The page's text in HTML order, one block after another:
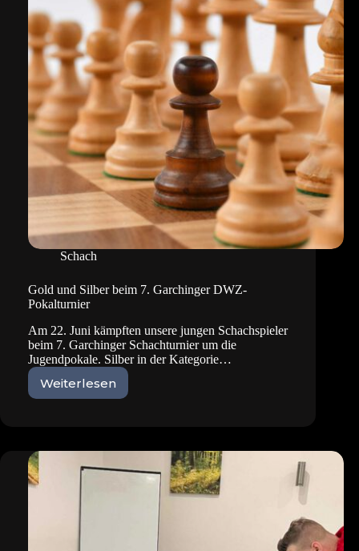
Schach
Gold und Silber beim 7. Garchinger DWZ-
Pokalturnier
Am 22. Juni kämpften unsere jungen Schachspieler
beim 7. Garchinger Schachturnier um die
Jugendpokale. Silber in der Kategorie…
Weiterlesen
Gold
7.
Garchinger
DWZ-